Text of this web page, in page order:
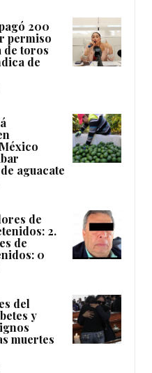
200
permiso
toros
de
aguacate
de
2.
de
0
del
y
muertes